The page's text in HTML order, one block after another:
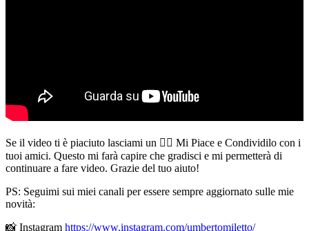
Se il video ti è piaciuto lasciami un 👍🏻 Mi Piace e Condividilo con i
tuoi amici. Questo mi farà capire che gradisci e mi permetterà di
continuare a fare video. Grazie del tuo aiuto!
PS: Seguimi sui miei canali per essere sempre aggiornato sulle mie
novità:
📸 Instagram https://www.instagram.com/umbertomiletto/